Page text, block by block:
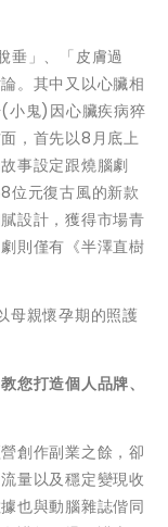
垂」、「皮膚過
。其中又以心臟相
小鬼)因心臟疾病猝
，首先以8月底上
事設定跟燒腦劇
位元復古風的新款
設計，獲得市場青
則僅有《半澤直樹
母親懷孕期的照護
您打造個人品牌、
創作副業之餘，卻
量以及穩定變現收
也與動腦雜誌偕同